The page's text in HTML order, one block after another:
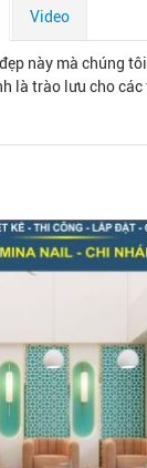
Video
này mà chúng
là trào lưu cho